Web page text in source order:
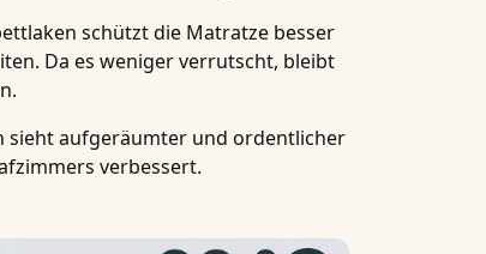
schützt die Matratze besser
Da es weniger verrutscht, bleibt
sieht aufgeräumter und ordentlicher
verbessert.